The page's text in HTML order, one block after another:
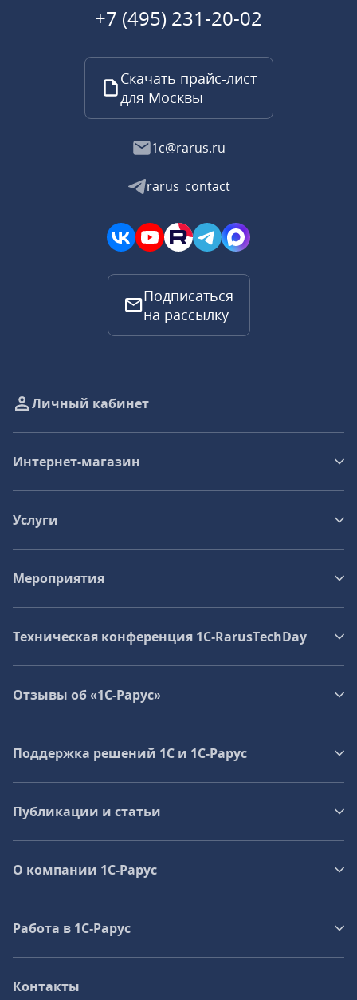
+7 (495) 231-20-02
Скачать прайс-лист
для Москвы
1c@rarus.ru
rarus_contact
Подписаться
на рассылку
Личный кабинет
Интернет-магазин
Услуги
Мероприятия
Техническая конференция 1C‑RarusTechDay
Отзывы об «1С-Рарус»
Поддержка решений 1С и 1С‑Рарус
Публикации и статьи
О компании 1C-Рарус
Работа в 1С‑Рарус
Контакты